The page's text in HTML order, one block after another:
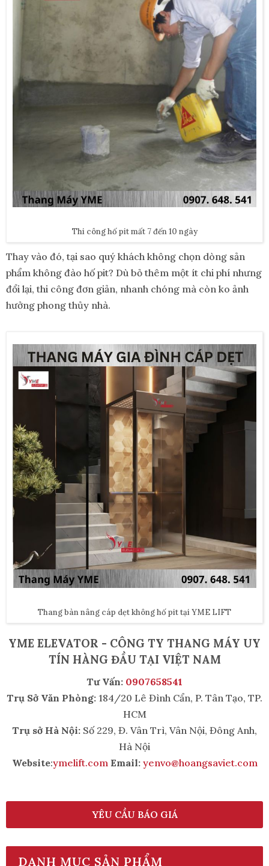
Thi công hố pit mất 7 đến 10 ngày
Thay vào đó, tại sao quý khách không chọn dòng sản
phẩm không đào hố pit? Dù bỏ thêm một ít chi phí nhưng
đổi lại, thi công đơn giản, nhanh chóng mà còn ko ảnh
hưởng phong thủy nhà.
Thang bàn nâng cáp dẹt không hố pit tại YME LIFT
YME ELEVATOR - CÔNG TY THANG MÁY UY
TÍN HÀNG ĐẦU TẠI VIỆT NAM
Tư Vấn: 0907658541
Trụ Sở Văn Phòng: 184/20 Lê Đình Cẩn, P. Tân Tạo, TP.
HCM
Trụ sở Hà Nội: Số 229, Đ. Vân Trì, Vân Nội, Đông Anh,
Hà Nội
Website:ymelift.com Email: yenvo@hoangsaviet.com
YÊU CẦU BÁO GIÁ
DANH MỤC SẢN PHẨM